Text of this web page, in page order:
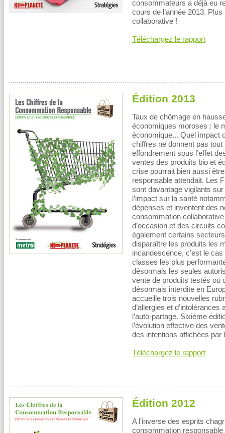
consommateurs a déjà eu
cours de l’année 2013.
collaborative !
Téléchargez le rapport
Édition 2013
Taux de chômage en
économiques moroses : le
économique... Quel impact
chiffres ne donnent pas
effondrement sous l’effet
ventes des produits bio et
crise pourrait bien aussi
responsable attendait. Les
sont davantage vigilants
l’impact sur la santé
dépenses et inventent des
consommation
d’occasion et des circuits
également certains
disparaître les produits les
incandescence, c’est le
classes les plus
désormais les seules
vente de produits testés ou
désormais interdite en
accueille trois nouvelles
d’allergies et
l’auto-partage. Sixième
l’évolution effective des
des intentions affichées
Téléchargez le rapport
Édition 2012
A l’inverse des esprits
consommation